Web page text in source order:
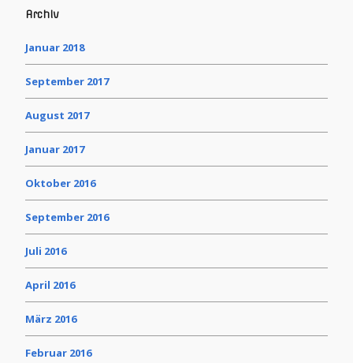
Archiv
Januar 2018
September 2017
August 2017
Januar 2017
Oktober 2016
September 2016
Juli 2016
April 2016
März 2016
Februar 2016